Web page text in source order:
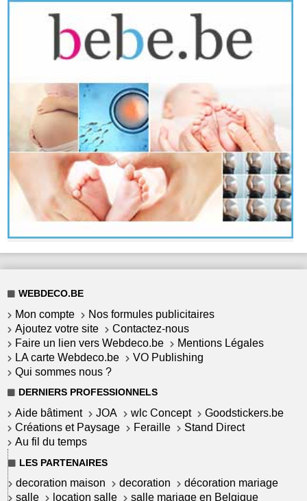
WEBDECO.BE
Mon compte
Nos formules publicitaires
Ajoutez votre site
Contactez-nous
Faire un lien vers Webdeco.be
Mentions Légales
LA carte Webdeco.be
VO Publishing
Qui sommes nous ?
DERNIERS PROFESSIONNELS
Aide bâtiment JOA wlc Concept
Goodstickers.be
Créations et Paysage
Feraille
Stand Direct
Au fil du temps
LES PARTENAIRES
decoration maison decoration
décoration mariage
salle
location salle salle mariage en Belgique